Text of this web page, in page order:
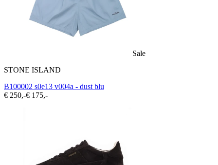
Sale
STONE ISLAND
B100002 s0e13 v004a - dust blu
€ 250,-€ 175,-